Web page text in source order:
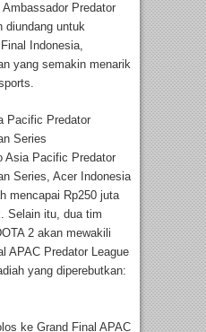
Predator
diundang untuk
Indonesia,
yang semakin menarik
Pacific Predator
Series
Asia Pacific Predator
Series, Acer Indonesia
mencapai Rp250 juta
Selain itu, dua tim
2 akan mewakili
APAC Predator League
yang diperebutkan:
ke Grand Final APAC